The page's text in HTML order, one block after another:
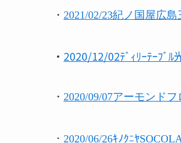
・ 2021/02/23紀ノ国屋広
・ 2020/12/02ﾃﾞｨﾘｰﾃｰﾌﾞﾙ
・ 2020/09/07アーモンド
・ 2020/06/26ｷﾉｸﾆﾔ